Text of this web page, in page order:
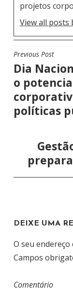
projetos
View all posts
N
A
V
E
G
O
S
T
Previous Post
Dia
o
políticas
DEIXE UMA
O seu
Campos
Comentário